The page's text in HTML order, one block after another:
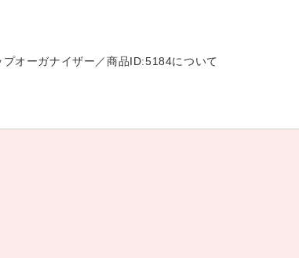
オーガナイザー／商品ID:5184について